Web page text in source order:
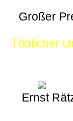
Großer
Tödlicher
Ernst